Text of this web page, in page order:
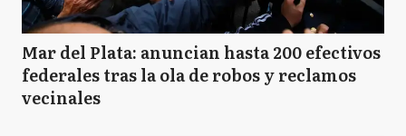
Mar del Plata: anuncian hasta 200 efectivos
federales tras la ola de robos y reclamos
vecinales